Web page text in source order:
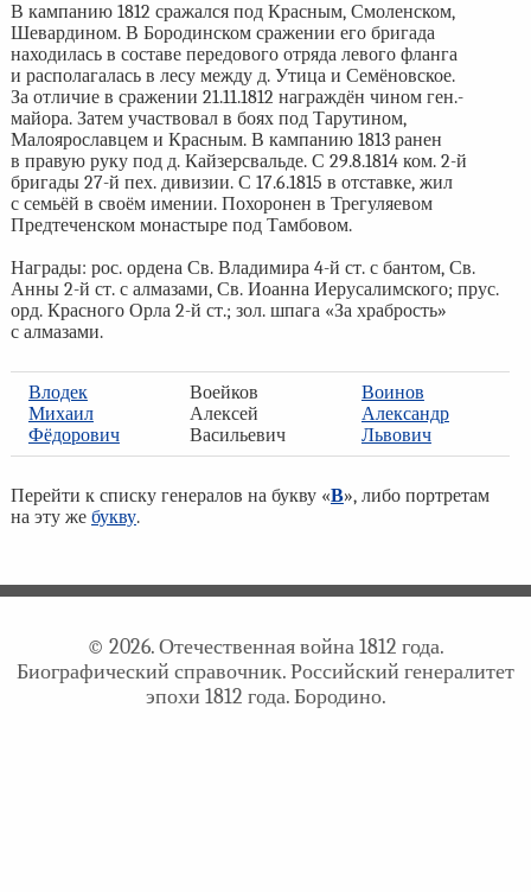
В кампанию 1812 сражался под Красным, Смоленском,
Шевардином. В Бородинском сражении его бригада
находилась в составе передового отряда левого фланга
и располагалась в лесу между д. Утица и Семёновское.
За отличие в сражении 21.11.1812 награждён чином ген.-
майора. Затем участвовал в боях под Тарутином,
Малоярославцем и Красным. В кампанию 1813 ранен
в правую руку под д. Кайзерсвальде. С 29.8.1814 ком. 2-й
бригады 27-й пех. дивизии. С 17.6.1815 в отставке, жил
с семьёй в своём имении. Похоронен в Трегуляевом
Предтеченском монастыре под Тамбовом.
Награды: рос. ордена Св. Владимира 4-й ст. с бантом, Св.
Анны 2-й ст. с алмазами, Св. Иоанна Иерусалимского; прус.
орд. Красного Орла 2-й ст.; зол. шпага «За храбрость»
с алмазами.
Влодек
Михаил
Фёдорович
Воейков
Алексей
Васильевич
Воинов
Александр
Львович
Перейти к списку генералов на букву «В», либо портретам
на эту же букву.
© 2026. Отечественная война 1812 года.
Биографический справочник. Российский генералитет
эпохи 1812 года. Бородино.